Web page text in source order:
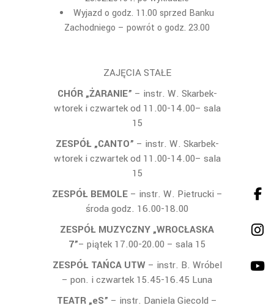
Wyjazd o godz. 11.00 sprzed Banku
Zachodniego – powrót o godz. 23.00
ZAJĘCIA STAŁE
CHÓR „ŻARANIE” – instr. W. Skarbek-
wtorek i czwartek od 11.00-14.00– sala
15
ZESPÓŁ „CANTO” – instr. W. Skarbek-
wtorek i czwartek od 11.00-14.00– sala
15
ZESPÓŁ BEMOLE– instr. W. Pietrucki –
środa godz. 16.00-18.00
ZESPÓŁ MUZYCZNY „WROCŁASKA
7”– piątek 17.00-20.00 – sala 15
ZESPÓŁ TAŃCA UTW – instr. B. Wróbel
– pon. i czwartek 15.45-16.45 Luna
TEATR „eS” – instr. Daniela Giecold –